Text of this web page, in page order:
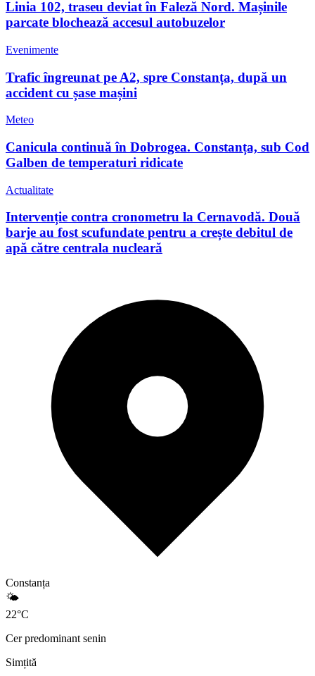
Linia 102, traseu deviat în Faleză Nord. Mașinile
parcate blochează accesul autobuzelor
Evenimente
Trafic îngreunat pe A2, spre Constanța, după un
accident cu șase mașini
Meteo
Canicula continuă în Dobrogea. Constanța, sub Cod
Galben de temperaturi ridicate
Actualitate
Intervenție contra cronometru la Cernavodă. Două
barje au fost scufundate pentru a crește debitul de
apă către centrala nucleară
Constanța
🌤️
22°C
Cer predominant senin
Simțită